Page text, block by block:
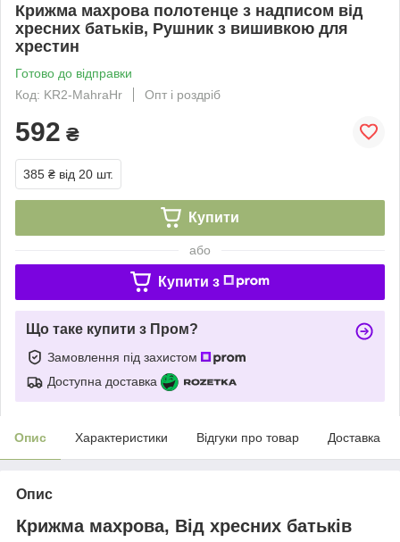
Крижма махрова полотенце з надписом від
хресних батьків, Рушник з вишивкою для
хрестин
Готово до відправки
Код: KR2-MahraHr
Опт і роздріб
592 ₴
385 ₴ від 20 шт.
Купити
або
Купити з
Що таке купити з Пром?
Замовлення під захистом
Доступна доставка
Опис Характеристики Відгуки про товар Доставка
Опис
Крижма махрова, Від хресних батьків